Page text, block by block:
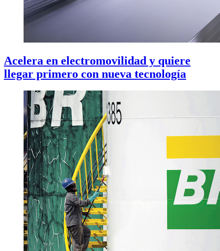
Acelera en electromovilidad y quiere
llegar primero con nueva tecnología